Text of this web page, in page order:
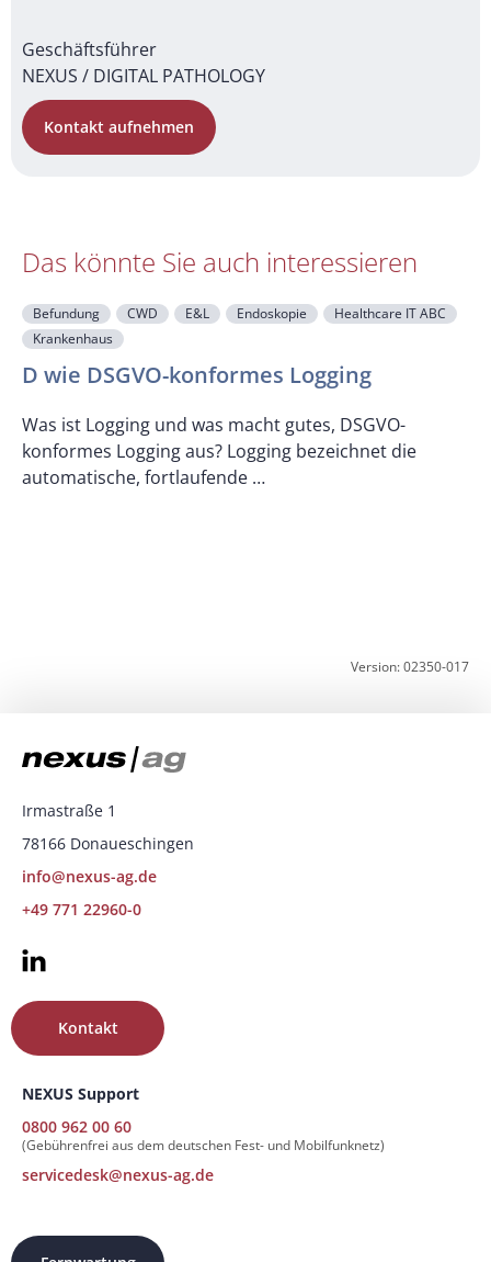
Geschäftsführer
NEXUS / DIGITAL PATHOLOGY
Kontakt aufnehmen
Das könnte Sie auch interessieren
Befundung CWD E&L Endoskopie
Healthcare IT ABC
Krankenhaus
D wie DSGVO-konformes Logging
Was ist Logging und was macht gutes, DSGVO-
konformes Logging aus? Logging bezeichnet die
automatische, fortlaufende …
Version: 02350-017
Irmastraße 1
78166 Donaueschingen
info@nexus-ag.de
+49 771 22960-0
NEXUS Support
0800 962 00 60
(Gebührenfrei aus dem deutschen Fest- und Mobilfunknetz)
servicedesk@nexus-ag.de
Kontakt